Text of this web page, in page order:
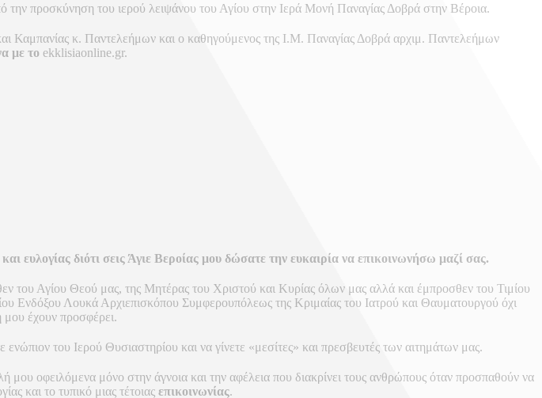
προσκύνηση του ιερού λειψάνου του Αγίου στην Ιερά Μονή Παναγίας Δοβρά στην Βέροια.
Καμπανίας κ. Παντελεήμων και ο καθηγούμενος της Ι.Μ. Παναγίας Δοβρά αρχιμ. Παντελεήμων
με το ekklisiaonline.gr.
ευλογίας διότι σεις Άγιε Βεροίας μου δώσατε την ευκαιρία να επικοινωνήσω μαζί σας.
του Αγίου Θεού μας, της Μητέρας του Χριστού και Κυρίας όλων μας αλλά και έμπροσθεν του Τιμίου
Ενδόξου Λουκά Αρχιεπισκόπου Συμφερουπόλεως της Κριμαίας του Ιατρού και Θαυματουργού όχι
μου έχουν προσφέρει.
του Ιερού Θυσιαστηρίου και να γίνετε «μεσίτες» και πρεσβευτές των αιτημάτων μας.
μου οφειλόμενα μόνο στην άγνοια και την αφέλεια που διακρίνει τους ανθρώπους όταν προσπαθούν να
και το τυπικό μιας τέτοιας επικοινωνίας.